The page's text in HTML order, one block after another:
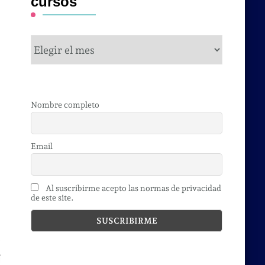
cursos
Nombre completo
Email
Al suscribirme acepto las normas de privacidad
de este site.